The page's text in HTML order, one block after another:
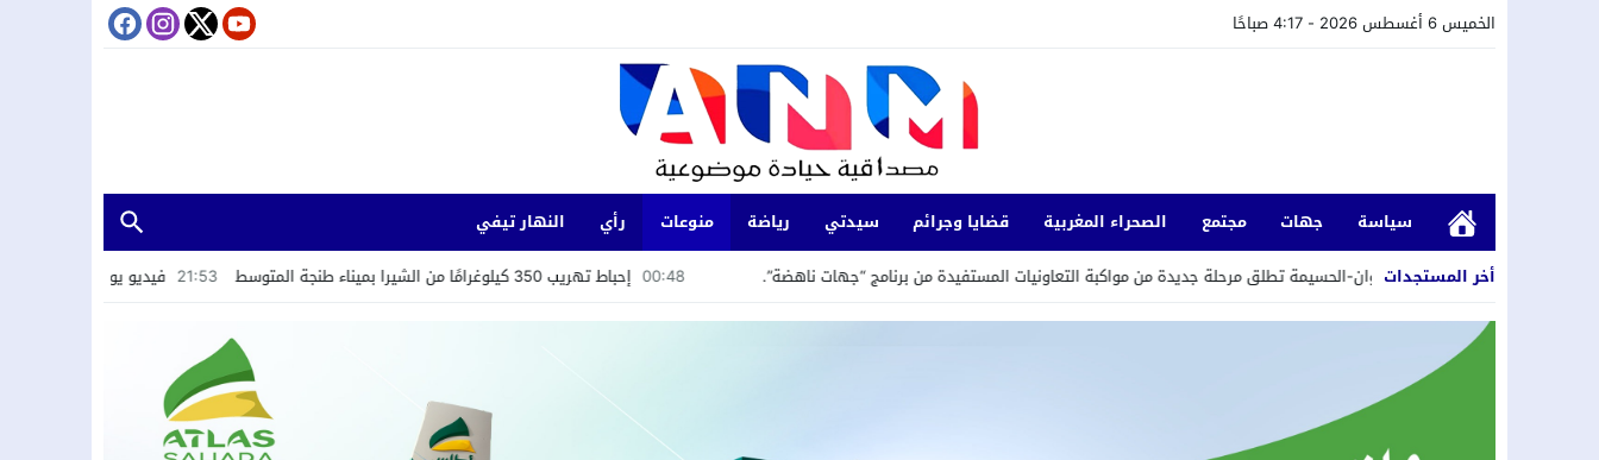
الخميس 6 أغسطس 2026 - 4:17 صباحًا
سياسة جهات مجتمع الصحراء المغربية قضايا وجرائم سيدتي رياضة منوعات رأي
النهار تيفي
أخر المستجدات
00:48 إحباط تهريب 350 كيلوغرامًا من الشيرا بميناء طنجة المتوسط 21:53 فيديو يوثق ابتزاز سائحين يطيح بمشتبه فيه تطوان-الحسيمة تطلق مرحلة جديدة من مواكبة التعاونيات المستفيدة من برنامج “جهات ناهضة”.